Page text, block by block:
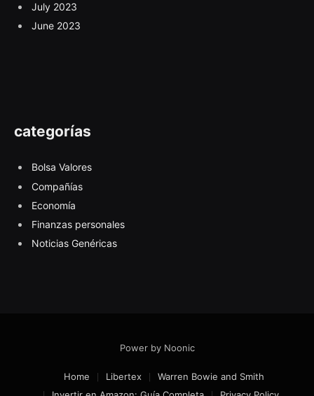
July 2023
June 2023
categorías
Bolsa Valores
Compañías
Economía
Finanzas personales
Noticias Genéricas
Power by Noonic
Home Libertex
Warren Bowie and Smith